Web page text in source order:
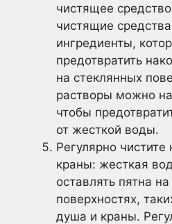
чистящее
чистящие
ингредиенты,
предотвратить
на стеклянных
растворы можно
чтобы
от жесткой воды.
Регулярно
краны: жесткая
оставлять пятна
поверхностях,
душа и краны.